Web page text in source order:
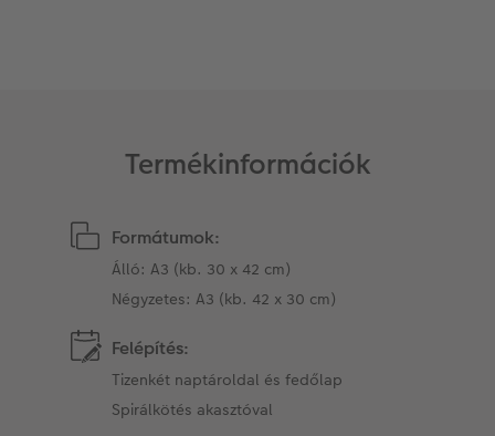
Termékinformációk
Formátumok:
Álló: A3 (kb. 30 x 42 cm)
Négyzetes: A3 (kb. 42 x 30 cm)
Felépítés:
Tizenkét naptároldal és fedőlap
Spirálkötés akasztóval